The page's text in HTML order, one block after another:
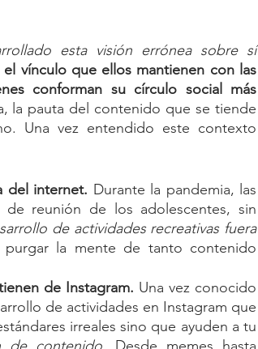
esta visión errónea sobre sí
vínculo que ellos mantienen con las
conforman su círculo social más
la pauta del contenido que se tiende
Una vez entendido este contexto
del internet. Durante la pandemia, las
reunión de los adolescentes, sin
de actividades recreativas fuera
la mente de tanto contenido
de Instagram. Una vez conocido
de actividades en Instagram que
irreales sino que ayuden a tu